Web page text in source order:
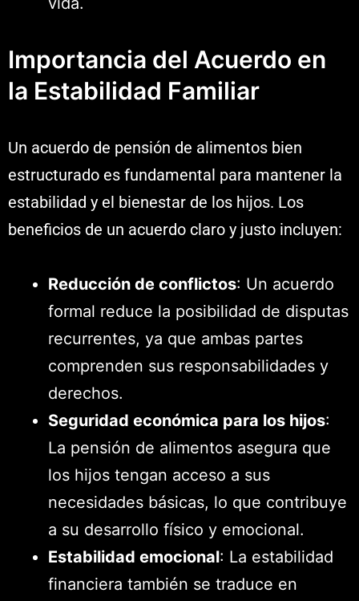
Importancia del Acuerdo en
la Estabilidad Familiar
Un acuerdo de pensión de alimentos bien
estructurado es fundamental para mantener la
estabilidad y el bienestar de los hijos. Los
beneficios de un acuerdo claro y justo incluyen:
Reducción de conflictos: Un acuerdo
formal reduce la posibilidad de disputas
recurrentes, ya que ambas partes
comprenden sus responsabilidades y
derechos.
Seguridad económica para los hijos:
La pensión de alimentos asegura que
los hijos tengan acceso a sus
necesidades básicas, lo que contribuye
a su desarrollo físico y emocional.
Estabilidad emocional: La estabilidad
financiera también se traduce en